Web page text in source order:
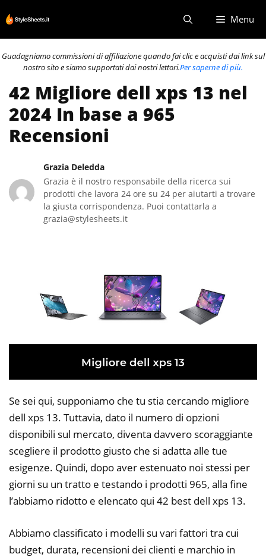
al
contenuto
Menu
Guadagniamo commissioni di affiliazione quando fai clic e acquisti dai link sul
nostro sito e siamo supportati dai nostri lettori.Per saperne di più.
42 Migliore dell xps 13 nel
2024 In base a 965
Recensioni
Grazia Deledda
Grazia è il nostro responsabile della ricerca sui
prodotti che lavora 24 ore su 24 per aiutarti a trovare
la giusta corrispondenza. Puoi contattarla a
grazia@stylesheets.it
Se sei qui, supponiamo che tu stia cercando migliore
dell xps 13. Tuttavia, dato il numero di opzioni
disponibili sul mercato, diventa davvero scoraggiante
scegliere il prodotto giusto che si adatta alle tue
esigenze. Quindi, dopo aver estenuato noi stessi per
giorni su un tratto e testando i prodotti 965, alla fine
l’abbiamo ridotto e elencato qui 42 best dell xps 13.
Abbiamo classificato i modelli su vari fattori tra cui
budget, durata, recensioni dei clienti e marchio in